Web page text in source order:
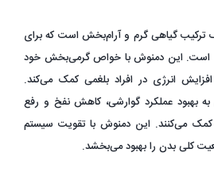
گیاهی گرم و آرام‌بخش است که برای
است. این دمنوش با خواص گرمی‌بخش خود
انرژی در افراد بلغمی کمک می‌کند.
بهبود عملکرد گوارشی، کاهش نفخ و رفع
کمک می‌کنند. این دمنوش با تقویت سیستم
کلی بدن را بهبود می‌بخشد.